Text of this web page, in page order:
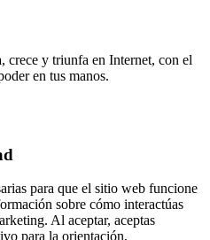
y triunfa en Internet, con el
en tus manos.
para que el sitio web funcione
sobre cómo interactúas
Al aceptar, aceptas
para la orientación,